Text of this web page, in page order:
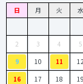
日 月 火 水
2
3 4 5
9
10 11 12
16
17 18 19